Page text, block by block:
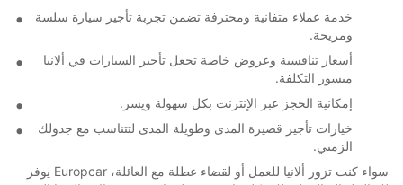
خدمة عملاء متفانية ومحترفة تضمن تجربة تأجير سيارة سلسة
ومريحة.
أسعار تنافسية وعروض خاصة تجعل تأجير السيارات في ألانيا
ميسور التكلفة.
إمكانية الحجز عبر الإنترنت بكل سهولة ويسر.
خيارات تأجير قصيرة المدى وطويلة المدى لتتناسب مع جدولك
الزمني.
سواء كنت تزور ألانيا للعمل أو لقضاء عطلة مع العائلة، Europcar يوفر